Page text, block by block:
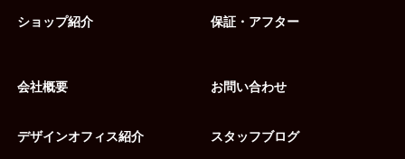
ショップ紹介 保証・アフター
会社概要
デザインオフィス紹介
お問い合わせ
スタッフブログ